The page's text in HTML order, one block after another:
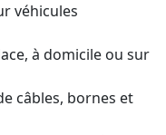
véhicules
à domicile ou sur
câbles, bornes et